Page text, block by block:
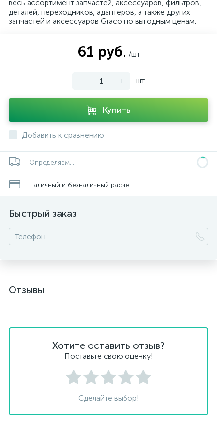
весь ассортимент запчастей, аксессуаров, фильтров,
деталей, переходников, адаптеров, а также других
запчастей и аксессуаров Graco по выгодным ценам.
61 руб. /шт
- + шт
Купить
Добавить к сравнению
Определяем...
Наличный и безналичный расчет
Быстрый заказ
Отзывы
Хотите оставить отзыв?
Поставьте свою оценку!
Сделайте выбор!